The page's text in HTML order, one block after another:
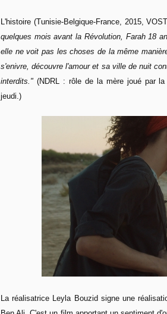
L'histoire (Tunisie-Belgique-France, 2015,
quelques mois avant la Révolution, Farah 18
elle ne voit pas les choses de la même
s'enivre, découvre l'amour et sa ville de nuit
interdits." (NDRL : rôle de la mère joué par
jeudi.)
La réalisatrice Leyla Bouzid signe une